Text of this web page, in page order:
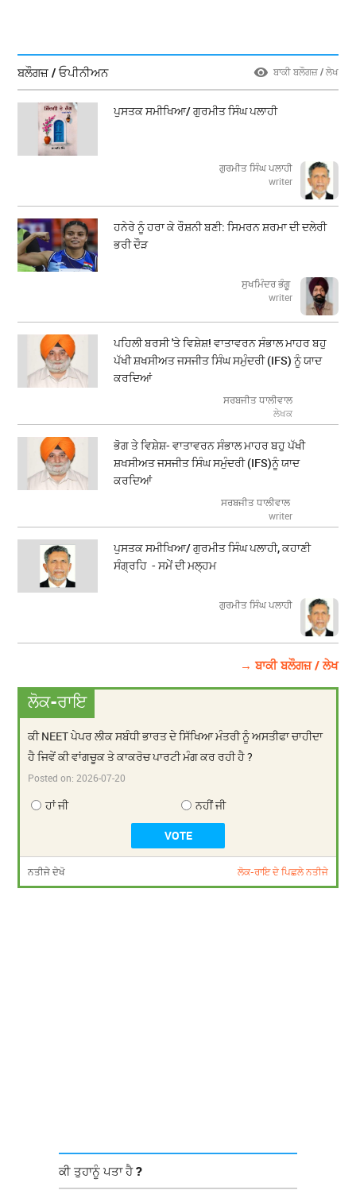
ਬਲੌਗਜ਼ / ਓਪੀਨੀਅਨ ਬਾਕੀ ਬਲੌਗਜ਼ / ਲੇਖ
ਪੁਸਤਕ ਸਮੀਖਿਆ/ ਗੁਰਮੀਤ ਸਿੰਘ ਪਲਾਹੀ
ਗੁਰਮੀਤ ਸਿੰਘ ਪਲਾਹੀ
writer
ਹਨੇਰੇ ਨੂੰ ਹਰਾ ਕੇ ਰੌਸ਼ਨੀ ਬਣੀ: ਸਿਮਰਨ ਸ਼ਰਮਾ ਦੀ ਦਲੇਰੀ
ਭਰੀ ਦੌੜ
ਸੁਖਮਿੰਦਰ ਭੰਗੂ
writer
ਪਹਿਲੀ ਬਰਸੀ 'ਤੇ ਵਿਸ਼ੇਸ਼! ਵਾਤਾਵਰਨ ਸੰਭਾਲ ਮਾਹਰ ਬਹੁ
ਪੱਖੀ ਸ਼ਖਸੀਅਤ ਜਸਜੀਤ ਸਿੰਘ ਸਮੁੰਦਰੀ (IFS) ਨੂੰ ਯਾਦ
ਕਰਦਿਆਂ
ਸਰਬਜੀਤ ਧਾਲੀਵਾਲ
ਲੇਖਕ
ਭੋਗ ਤੇ ਵਿਸ਼ੇਸ਼- ਵਾਤਾਵਰਨ ਸੰਭਾਲ ਮਾਹਰ ਬਹੁ ਪੱਖੀ
ਸ਼ਖਸੀਅਤ ਜਸਜੀਤ ਸਿੰਘ ਸਮੁੰਦਰੀ (IFS)ਨੂੰ ਯਾਦ
ਕਰਦਿਆਂ
ਸਰਬਜੀਤ ਧਾਲੀਵਾਲ
writer
ਪੁਸਤਕ ਸਮੀਖਿਆ/ ਗੁਰਮੀਤ ਸਿੰਘ ਪਲਾਹੀ, ਕਹਾਣੀ
ਸੰਗ੍ਰਹਿ - ਸਮੇਂ ਦੀ ਮਲ੍ਹਮ
ਗੁਰਮੀਤ ਸਿੰਘ ਪਲਾਹੀ
→ ਬਾਕੀ ਬਲੌਗਜ਼ / ਲੇਖ
ਲੋਕ-ਰਾਇ
ਕੀ NEET ਪੇਪਰ ਲੀਕ ਸਬੰਧੀ ਭਾਰਤ ਦੇ ਸਿੱਖਿਆ ਮੰਤਰੀ ਨੂੰ ਅਸਤੀਫਾ ਚਾਹੀਦਾ
ਹੈ ਜਿਵੇਂ ਕੀ ਵਾਂਗਚੂਕ ਤੇ ਕਾਕਰੋਚ ਪਾਰਟੀ ਮੰਗ ਕਰ ਰਹੀ ਹੈ ?
Posted on:2026-07-20
ਹਾਂ ਜੀ ਨਹੀਂ ਜੀ
ਨਤੀਜੇ ਦੇਖੋ ਲੋਕ-ਰਾਇ ਦੇ ਪਿਛਲੇ ਨਤੀਜੇ
ਕੀ ਤੁਹਾਨੂੰ ਪਤਾ ਹੈ ?